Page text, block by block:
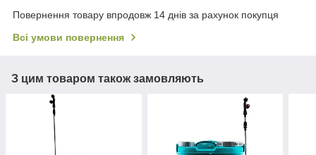
Повернення товару впродовж 14 днів за рахунок покупця
Всі умови повернення
З цим товаром також замовляють